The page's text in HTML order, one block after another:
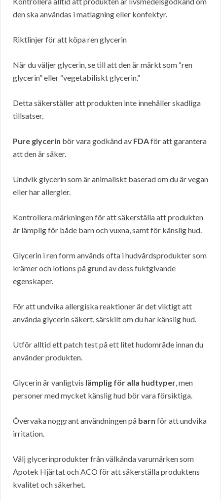
den ska användas i matlagning eller konfektyr.
Riktlinjer för att köpa ren glycerin
När du väljer glycerin, se till att den är märkt som “ren
glycerin” eller “vegetabiliskt glycerin.”
Detta säkerställer att produkten inte innehåller skadliga
tillsatser.
Pure glycerin bör vara godkänd av FDAför att garantera
att den är säker.
Undvik glycerin som är animaliskt baserad om du är vegan
eller har allergier.
Kontrollera märkningen för att säkerställa att produkten
är lämplig för både barn och vuxna, samt för känslig hud.
Glycerin i ren form används ofta i hudvårdsprodukter som
krämer och lotions på grund av dess fuktgivande
egenskaper.
För att undvika allergiska reaktioner är det viktigt att
använda glycerin säkert, särskilt om du har känslig hud.
Utför alltid ett patch test på ett litet hudområde innan du
använder produkten.
Glycerin är vanligtvis lämplig för alla hudtyper, men
personer med mycket känslig hud bör vara försiktiga.
Övervaka noggrant användningen på barn för att undvika
irritation.
Välj glycerinprodukter från välkända varumärken som
Apotek Hjärtat och ACO för att säkerställa produktens
kvalitet och säkerhet.